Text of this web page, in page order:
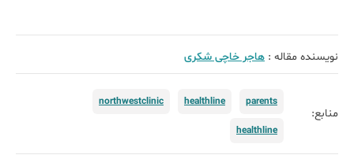
نویسنده مقاله : هاجر خاچی شکری
منابع:
parents
healthline
northwestclinic
healthline